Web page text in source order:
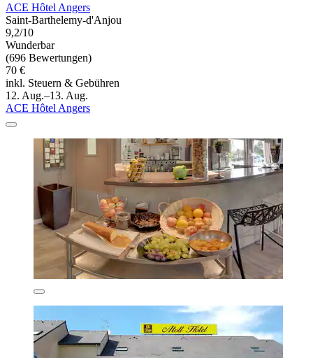
ACE Hôtel Angers
Saint-Barthelemy-d'Anjou
9,2/10
Wunderbar
(696 Bewertungen)
70 €
inkl. Steuern & Gebühren
12. Aug.–13. Aug.
ACE Hôtel Angers